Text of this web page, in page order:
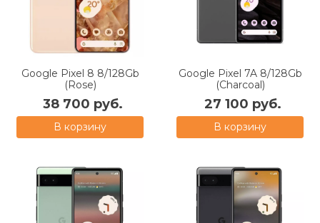
Google Pixel 8 8/128Gb
(Rose)
38 700 руб.
В корзину
Google Pixel 7A 8/128Gb
(Charcoal)
27 100 руб.
В корзину